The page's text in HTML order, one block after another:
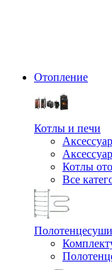
Отопление
Котлы и печи
Котлы
Все